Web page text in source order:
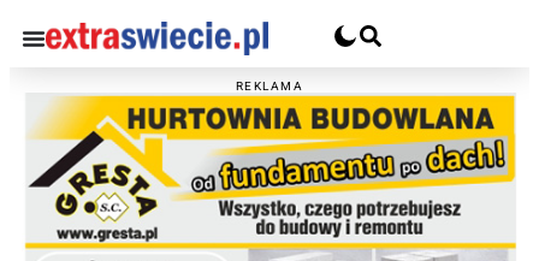
REKLAMA